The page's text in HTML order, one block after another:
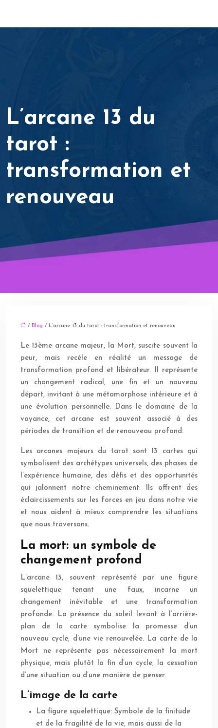
L’arcane 13 du
tarot :
transformation et
renouveau
/ Blog / L’arcane 13 du tarot : transformation et renouveau
Le 13ème arcane majeur, la Mort, suscite souvent la
peur, mais recèle en réalité un message de
transformation profond et libérateur. Il représente
un changement radical, une fin et un nouveau
départ, invitant à une métamorphose intérieure et à
une évolution personnelle. Dans le domaine de la
voyance, cet arcane est souvent associé à des
périodes de transition et de renouveau profond.
Les arcanes majeurs du tarot sont 13 cartes qui
symbolisent des archétypes universels, des phases de
l’expérience humaine, des défis et des opportunités
qui jalonnent notre cheminement. Ils offrent des
éclaircissements sur les forces en jeu dans notre vie
et nous aident à mieux comprendre les situations
que nous traversons.
La mort: un symbole de
changement profond
L’arcane 13, souvent représenté par une figure
squelettique tenant une faux, incarne un
changement inévitable et une transformation
profonde. La présence du soleil levant à l’arrière-
plan de la carte symbolise la promesse d’un
nouveau cycle, d’une vie renouvelée. La carte de la
Mort ne représente pas nécessairement la mort
physique, mais plutôt la fin d’un cycle, la cessation
d’une situation ou d’une manière de penser.
L’image de la carte
La figure squelettique: Symbole de la finitude
et de la fragilité de la vie, mais aussi de la